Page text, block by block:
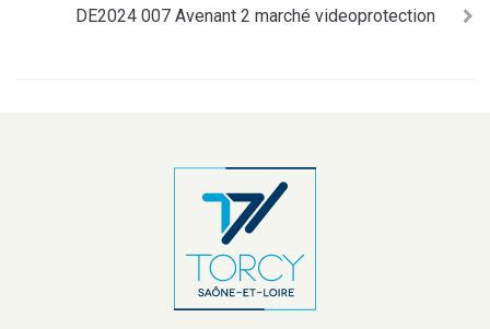
DE2024 007 Avenant 2 marché videoprotection